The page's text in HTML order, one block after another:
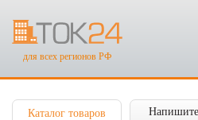
для всех регионов РФ
Каталог товаров